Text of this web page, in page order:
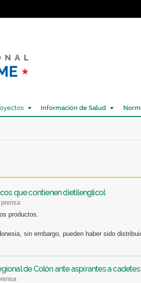
Información de Salud
que contienen dietilenglicol
productos.
sin embargo, pueden haber sido
de Colón ante aspirantes a